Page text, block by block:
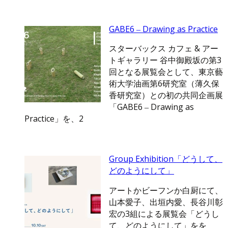
GABE6 ‒ Drawing as Practice
スターバックス カフェ & アー
トギャラリー 谷中御殿坂の第3
回となる展覧会として、東京藝
術大学油画第6研究室（薄久保
香研究室）との初の共同企画展
「GABE6 ‒ Drawing as
Practice」を、2
Group Exhibition「どうして、
どのようにして」
アートかビーフンか白厨にて、
山本愛子、出垣内愛、長谷川彰
宏の3組による展覧会「どうし
て、どのようにして」をを